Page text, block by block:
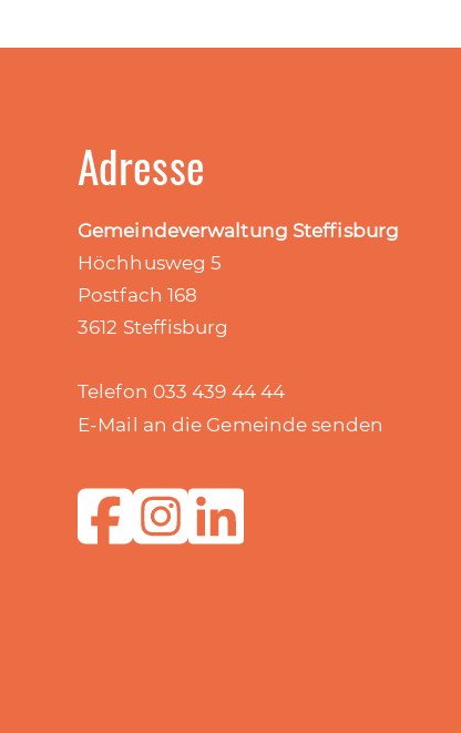
Adresse
Gemeindeverwaltung Steffisburg
Höchhusweg 5
Postfach 168
3612 Steffisburg
Telefon 033 439 44 44
E-Mail an die Gemeinde senden